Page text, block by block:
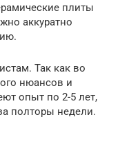
плиты
аккуратно
Так как во
нюансов и
опыт по 2-5 лет,
полторы недели.